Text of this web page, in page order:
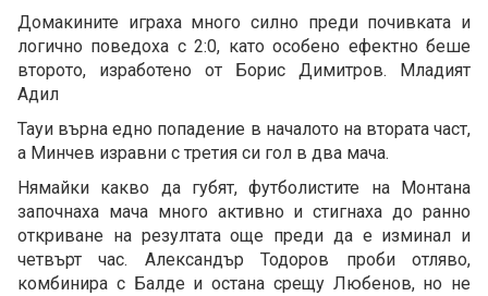
Домакините играха много силно преди почивката и
логично поведоха с 2:0, като особено ефектно беше
второто, изработено от Борис Димитров. Младият
Адил
Тауи върна едно попадение в началото на втората част,
а Минчев изравни с третия си гол в два мача.
Нямайки какво да губят, футболистите на Монтана
започнаха мача много активно и стигнаха до ранно
откриване на резултата още преди да е изминал и
четвърт час. Александър Тодоров проби отляво,
комбинира с Балде и остана срещу Любенов, но не